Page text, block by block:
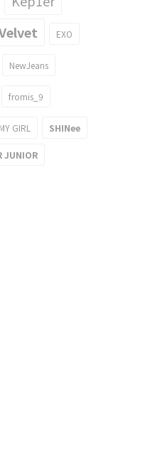
EXO
NewJeans
fromis_9
GIRL SHINee
JUNIOR